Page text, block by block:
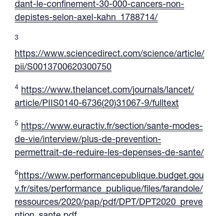
dant-le-confinement-30-000-cancers-non-
depistes-selon-axel-kahn_1788714/
3
https://www.sciencedirect.com/science/article/
pii/S0013700620300750
4 https://www.thelancet.com/journals/lancet/
article/PIIS0140-6736(20)31067-9/fulltext
5 https://www.euractiv.fr/section/sante-modes-
de-vie/interview/plus-de-prevention-
permettrait-de-reduire-les-depenses-de-sante/
6https://www.performancepublique.budget.gou
v.fr/sites/performance_publique/files/farandole/
ressources/2020/pap/pdf/DPT/DPT2020_preve